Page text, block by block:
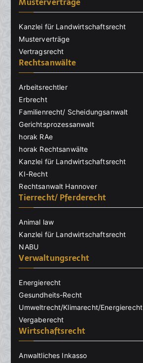
Kanzlei für Landwirtschaftsrecht
Musterverträge
Vertragsrecht
Rechtsanwälte
Arbeitsrechtler
Erbrecht
Familienrecht/ Scheidungsanwalt
Gerichtsprozessanwalt
horak RAe
horak Rechtsanwälte
Kanzlei für Landwirtschaftsrecht
KI-Recht
Rechtsanwalt Hannover
Tierrecht/ Pferderecht
Animal law
Kanzlei für Landwirtschaftsrecht
NABU
Verwaltungsrecht
Energierecht
Gesundheits-Recht
Umweltrecht/Klimarecht/Energierecht
Vergaberecht
Wirtschaftsrecht
Anwaltliches Inkasso